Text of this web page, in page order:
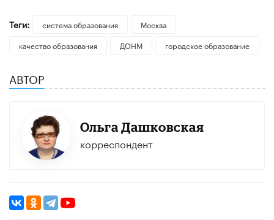
Теги: система образования
Москва
качество образования
ДОНМ городское образование
АВТОР
Ольга Дашковская
корреспондент